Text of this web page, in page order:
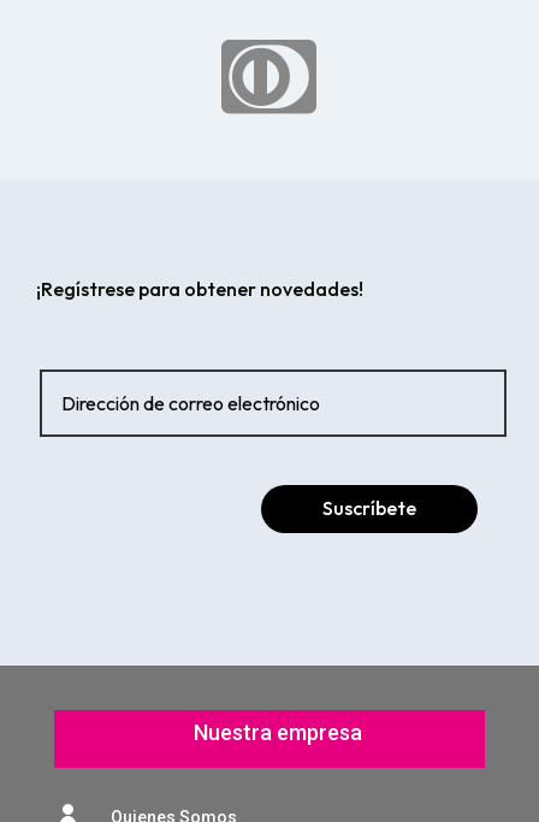

¡Regístrese para obtener novedades!
Suscríbete
Nuestra empresa
Quienes Somos